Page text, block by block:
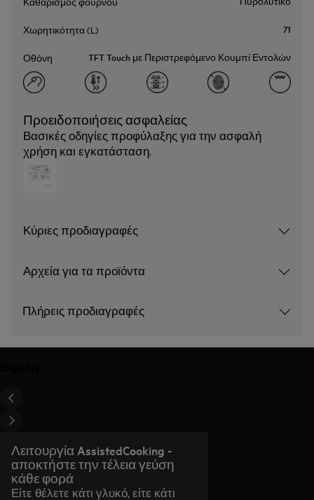
Χωρητικότητα (L) 71
Οθόνη TFT Touch με Περιστρεφόμενο Κουμπί Εντολών
Προειδοποιήσεις ασφαλείας
Βασικές οδηγίες προφύλαξης για την ασφαλή
χρήση και εγκατάσταση.
Κύριες προδιαγραφές
Αρχεία για τα προϊόντα
Πλήρεις προδιαγραφές
Λειτουργία AssistedCooking -
αποκτήστε την τέλεια γεύση
κάθε φορά
Είτε θέλετε κάτι γλυκό, είτε κάτι